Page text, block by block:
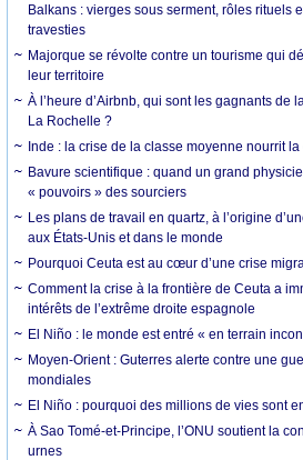
Balkans : vierges sous serment, rôles rituels
travesties
Majorque se révolte contre un tourisme qui
leur territoire
À l’heure d’Airbnb, qui sont les gagnants de
La Rochelle ?
Inde : la crise de la classe moyenne nourrit
Bavure scientifique : quand un grand
« pouvoirs » des sourciers
Les plans de travail en quartz, à l’origine
aux États-Unis et dans le monde
Pourquoi Ceuta est au cœur d’une crise
Comment la crise à la frontière de Ceuta a
intérêts de l’extrême droite espagnole
El Niño : le monde est entré « en terrain
Moyen-Orient : Guterres alerte contre une
mondiales
El Niño : pourquoi des millions de vies sont
À Sao Tomé-et-Principe, l’ONU soutient la
urnes